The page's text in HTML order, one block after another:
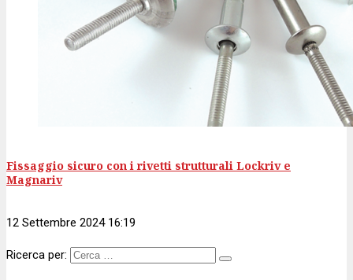
Fissaggio sicuro con i rivetti strutturali Lockriv e
Magnariv
12 Settembre 2024 16:19
Ricerca per: